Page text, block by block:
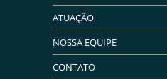
ATUAÇÃO
NOSSA EQUIPE
CONTATO